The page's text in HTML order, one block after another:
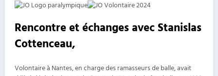
Rencontre et échanges avec Stanislas
Cottenceau,
Volontaire à Nantes, en charge des ramasseurs de balle, avait